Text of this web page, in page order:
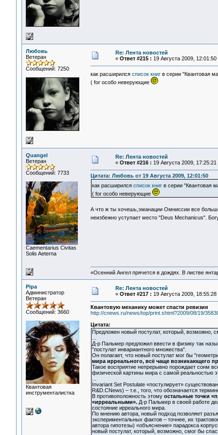
Любовь
Ветеран
Сообщений: 7250
Re: Лента новостей
« Ответ #215 : 19 Августа 2009, 12:01:50
как расширился список книгв серии "Квантовая
( for особо неверующие
Quangel
Ветеран
Сообщений: 7733
Сaementarius Civitas
Solis Aeterna
Re: Лента новостей
« Ответ #216 : 19 Августа 2009, 17:25:21
Цитата: Любовь от 19 Августа 2009, 12:01:50
как расширился список книгв серии "Квантовая
( for особо неверующие
А что ж ты хочешь,эманации Омниссии все
неизбежно уступает место "Deus Mechanicus".
«Осенний Ангел прячется в дождях. В листве
Pipa
Администратор
Ветеран
Сообщений: 3660
Квантовая
инструменталистка
Re: Лента новостей
« Ответ #217 : 19 Августа 2009, 18:55:28
Квантовую механику может спасти ревизия
http://cnews.ru/news/top/print.shtml?2009/08/19/
Цитата:
Предложен новый постулат, который, возможно,
Д-р Пальмер предложил ввести в физику так
"постулат инвариантного множества".
Он полагает, что новый постулат мог бы
мира ирреального, всё чаще возникающего
Такое восприятие непрерывно порождает сонм
физической картины мира с самой реальностью
Invariant Set Postulate «постулирует»
R&D.CNews) – т.е., того, что обозначается
В противоположность этому остальные точки
«ирреальными». Д-р Пальмер в своей работе
состояние ирреального мира.
По мнению автора, новый подход позволяет
экспериментальных фактов – точнее, их
автора гипотезы) «объяснение» парадокса
новый постулат, который, возможно, смог бы